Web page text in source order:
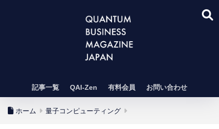
記事一覧 QAI-Zen 有料会員 お問い合わせ
ホーム 量子コンピューティング